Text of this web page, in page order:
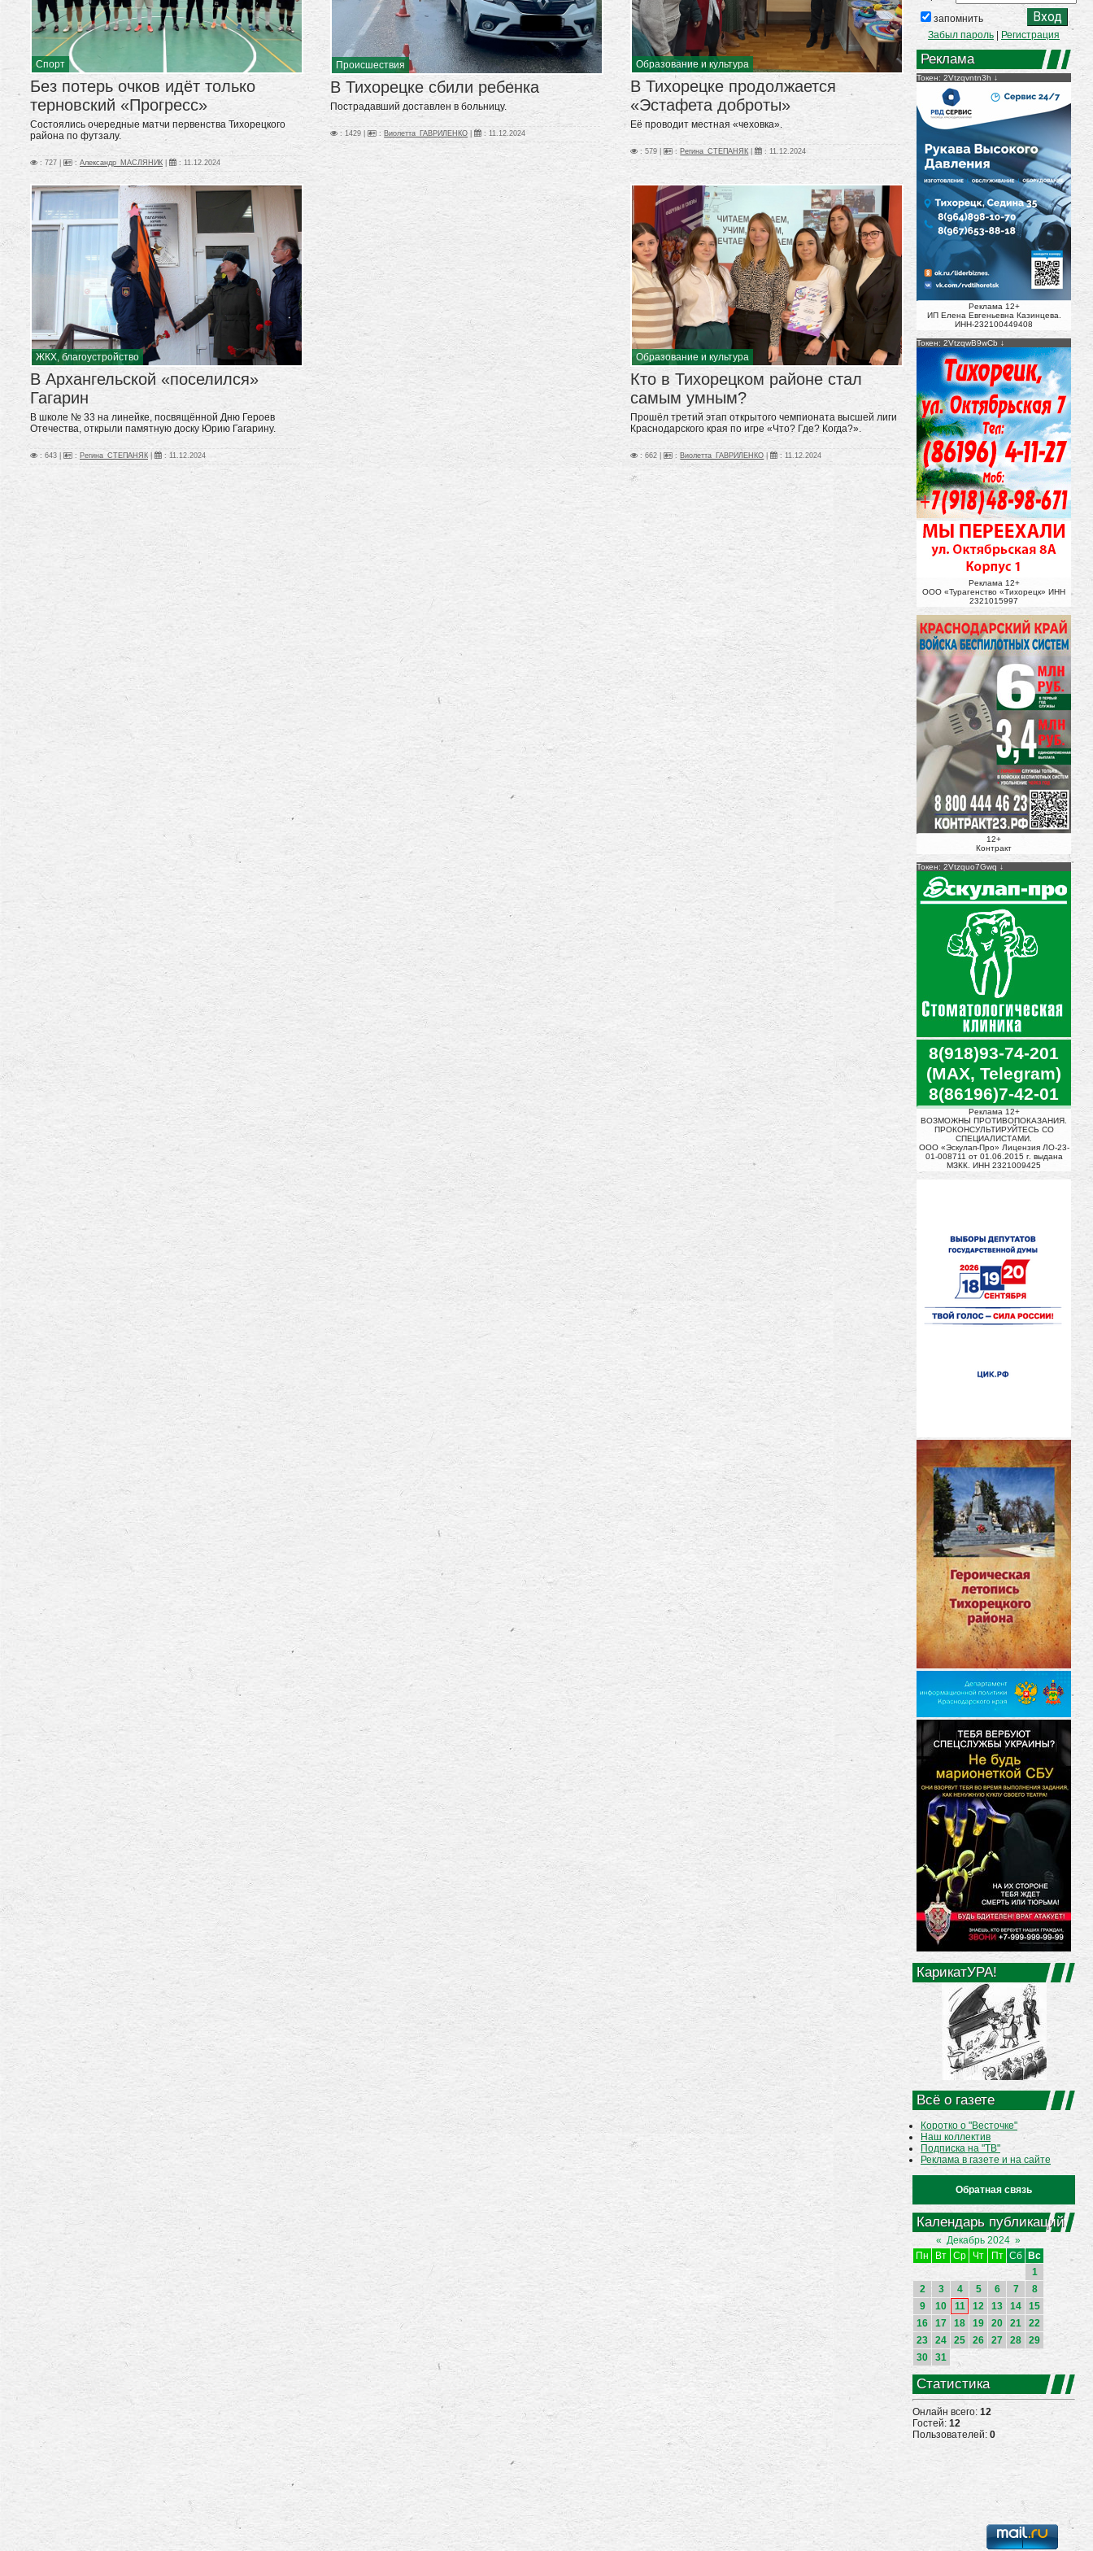
запомнить
Забыл пароль
Регистрация
Реклама
Токен: 2Vtzqvntn3h
Реклама 12+
ИП Елена Евгеньевна Казинцева.
ИНН-232100449408
Токен: 2VtzqwB9wCb
Реклама 12+
ООО «Турагенство «Тихорецк» ИНН
2321015997
12+
Контракт
Токен: 2Vtzquo7Gwq
8(918)93-74-201
(MAX, Telegram)
8(86196)7-42-01
Реклама 12+
ВОЗМОЖНЫ ПРОТИВОПОКАЗАНИЯ.
ПРОКОНСУЛЬТИРУЙТЕСЬ СО
СПЕЦИАЛИСТАМИ.
ООО «Эскулап-Про» Лицензия ЛО-23-
01-008711 от 01.06.2015 г. выдана
МЗКК. ИНН 2321009425
КарикатУРА!
Всё о газете
Коротко о "Весточке"
Наш коллектив
Подписка на "ТВ"
Реклама в газете и на сайте
Обратная связь
Календарь публикаций
« Декабрь 2024 »
Пн
Вт Ср Чт Пт Сб
Вс
1
2
3 4 5 6 7
8
9
10 11 12 13 14
15
16
17 18 19 20 21
22
23
24 25 26 27 28
29
30
31
Статистика
Онлайн всего: 12
Гостей: 12
Пользователей: 0
Спорт
Без потерь очков идёт только
терновский «Прогресс»
Состоялись очередные матчи первенства Тихорецкого
района по футзалу.
: 727 | : Александр_МАСЛЯНИК : 11.12.2024
Происшествия
В Тихорецке сбили ребенка
Пострадавший доставлен в больницу.
: 1429 | : Виолетта_ГАВРИЛЕНКО | : 11.12.2024
Образование и культура
В Тихорецке продолжается
«Эстафета доброты»
Её проводит местная «чеховка».
: 579 | : Регина_СТЕПАНЯК | :11.12.2024
ЖКХ, благоустройство
В Архангельской «поселился»
Гагарин
В школе № 33 на линейке, посвящённой Дню Героев
Отечества, открыли памятную доску Юрию Гагарину.
: 643 | : Регина_СТЕПАНЯК : 11.12.2024
Образование и культура
Кто в Тихорецком районе стал
самым умным?
Прошёл третий этап открытого чемпионата высшей лиги
Краснодарского края по игре «Что? Где? Когда?».
: 662 | : Виолетта_ГАВРИЛЕНКО | : 11.12.2024